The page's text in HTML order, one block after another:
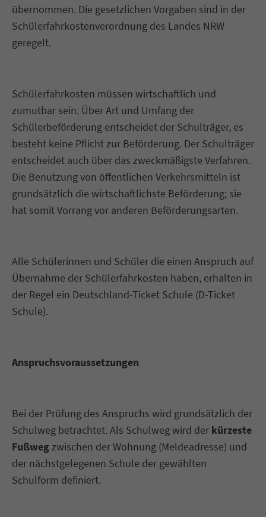
übernommen. Die gesetzlichen Vorgaben sind in der
Schülerfahrkostenverordnung des Landes NRW
geregelt.
Schülerfahrkosten müssen wirtschaftlich und
zumutbar sein. Über Art und Umfang der
Schülerbeförderung entscheidet der Schulträger, es
besteht keine Pflicht zur Beförderung. Der Schulträger
entscheidet auch über das zweckmäßigste Verfahren.
Die Benutzung von öffentlichen Verkehrsmitteln ist
grundsätzlich die wirtschaftlichste Beförderung; sie
hat somit Vorrang vor anderen Beförderungsarten.
Alle Schülerinnen und Schüler die einen Anspruch auf
Übernahme der Schülerfahrkosten haben, erhalten in
der Regel ein Deutschland-Ticket Schule (D-Ticket
Schule).
Anspruchsvoraussetzungen
Bei der Prüfung des Anspruchs wird grundsätzlich der
Schulweg betrachtet. Als Schulweg wird der kürzeste
Fußweg zwischen der Wohnung (Meldeadresse) und
der nächstgelegenen Schule der gewählten
Schulform definiert.